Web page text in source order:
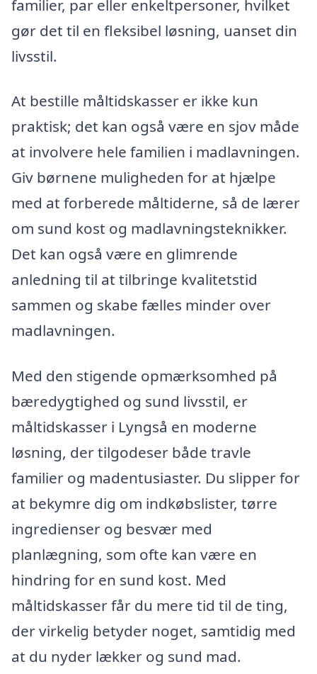
familier, par eller enkeltpersoner, hvilket
gør det til en fleksibel løsning, uanset din
livsstil.
At bestille måltidskasser er ikke kun
praktisk; det kan også være en sjov måde
at involvere hele familien i madlavningen.
Giv børnene muligheden for at hjælpe
med at forberede måltiderne, så de lærer
om sund kost og madlavningsteknikker.
Det kan også være en glimrende
anledning til at tilbringe kvalitetstid
sammen og skabe fælles minder over
madlavningen.
Med den stigende opmærksomhed på
bæredygtighed og sund livsstil, er
måltidskasser i Lyngså en moderne
løsning, der tilgodeser både travle
familier og madentusiaster. Du slipper for
at bekymre dig om indkøbslister, tørre
ingredienser og besvær med
planlægning, som ofte kan være en
hindring for en sund kost. Med
måltidskasser får du mere tid til de ting,
der virkelig betyder noget, samtidig med
at du nyder lækker og sund mad.